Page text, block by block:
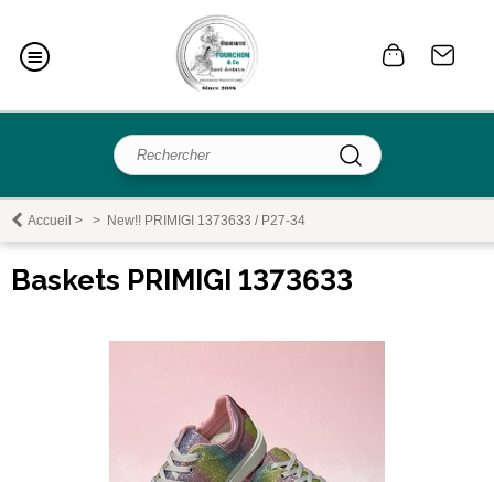
Accueil > > New!! PRIMIGI 1373633 / P27-34
Baskets PRIMIGI 1373633